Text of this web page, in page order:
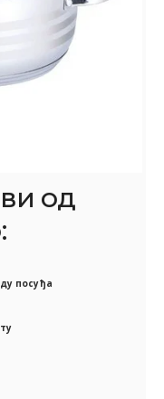
од
посуђа